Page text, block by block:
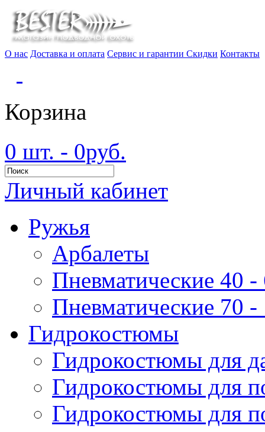
О нас Доставка и оплата Сервис и гарантии Скидки Контакты
Корзина
0 шт. - 0руб.
Личный кабинет
Ружья
Арбалеты
Пневматические 40 -
Пневматические 70
Гидрокостюмы
Гидрокостюмы для
Гидрокостюмы для
Гидрокостюмы для